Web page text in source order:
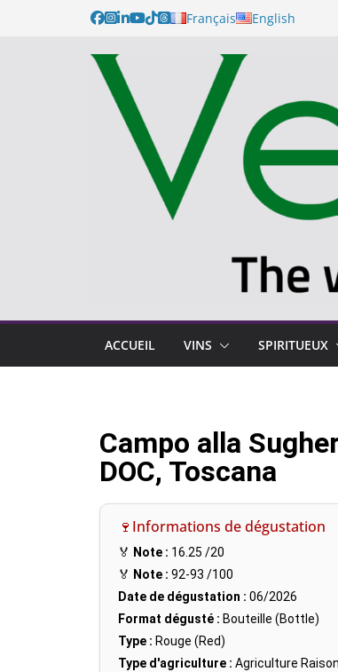
Français English
ACCUEIL VINS SPIRITUEUX
Campo alla
DOC, Toscana
🍷Informations de dégustation
🏅 Note : 16.25 /20
🏅 Note : 92-93 /100
Date de dégustation : 06/2026
Format dégusté : Bouteille (Bottle)
Type : Rouge (Red)
Type d'agriculture : Agriculture